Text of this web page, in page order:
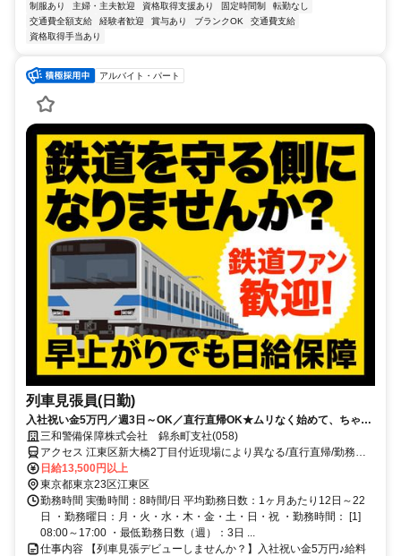
制服あり 主婦・主夫歓迎 資格取得支援あり 固定時間制
転勤なし
交通費全額支給
経験者歓迎 賞与あり ブランクOK
交通費支給
資格取得手当あり
アルバイト・パート
列車見張員(日勤)
入社祝い金5万円／週3日～OK／直行直帰OK★ムリなく始めて、ちゃん
と稼げる警備。
三和警備保障株式会社 錦糸町支社(058)
アクセス 江東区新大橋2丁目付近現場により異なる/直行直帰/勤務地
相談可■電話面接■来社不要
日給13,500円以上
東京都東京23区江東区
勤務時間 実働時間：8時間/日 平均勤務日数：1ヶ月あたり12日～22
日 ・勤務曜日：月・火・水・木・金・土・日・祝 ・勤務時間： [1]
08:00～17:00 ・最低勤務日数（週）：3日 ...
仕事内容 【列車見張デビューしませんか？】入社祝い金5万円♪給料